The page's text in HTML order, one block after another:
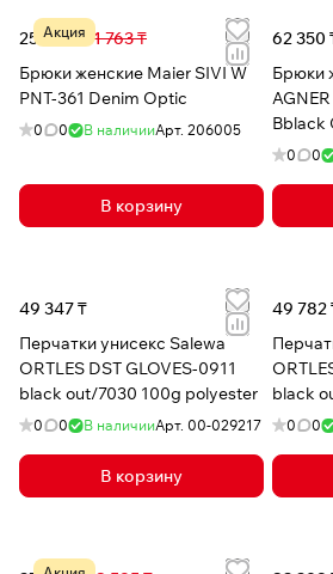
Акция
25 751 ₸41 763 ₸
Брюки женские Maier SIVI W
PNT-361 Denim Optic
0 0 В наличииАрт. 206005
В корзину
62 350
Брюки
Bblack
0 0
49 347 ₸
Перчатки унисекс Salewa
ORTLES DST GLOVES-0911
black out/7030 100g polyester
0 0 В наличииАрт. 00-029217
В корзину
49 782
black
wool
0 0